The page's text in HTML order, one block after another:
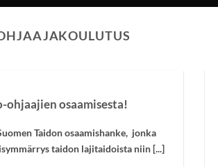
osaamisesta!
Taidon osaamishanke, jonka
taidon lajitaidoista niin [...]